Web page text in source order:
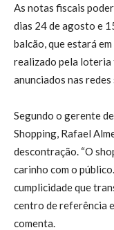
As notas fiscais
dias 24 de agosto e
balcão, que estará
realizado pela loteria
anunciados nas
Segundo o gerente
Shopping, Rafael
descontração. “O
carinho com o
cumplicidade que
centro de referência
comenta.